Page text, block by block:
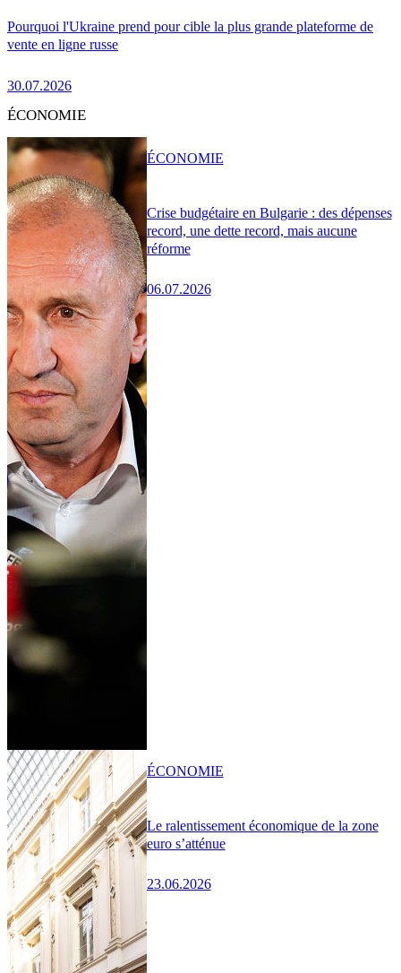
Pourquoi l'Ukraine prend pour cible la plus grande plateforme de
vente en ligne russe
30.07.2026
ÉCONOMIE
Crise budgétaire en Bulgarie : des dépenses
record, une dette record, mais aucune
réforme
06.07.2026
ÉCONOMIE
Le ralentissement économique de la zone
euro s’atténue
23.06.2026
ÉCONOMIE